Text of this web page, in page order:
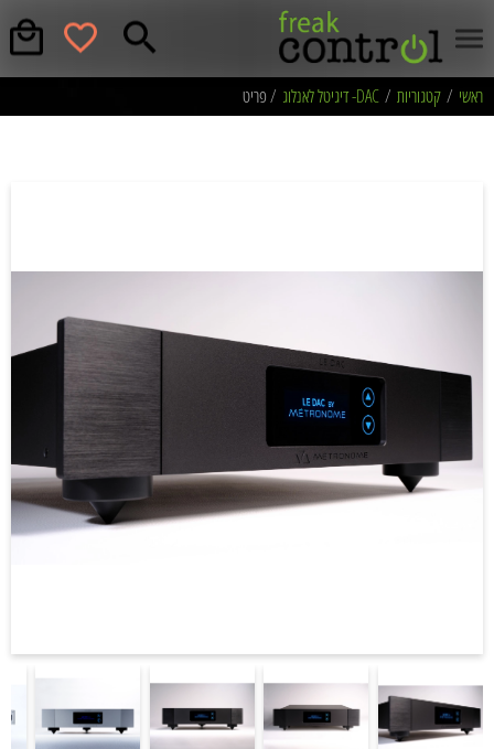
ראשי / קטגוריות / DAC- דיגיטל לאנלוג / פריט